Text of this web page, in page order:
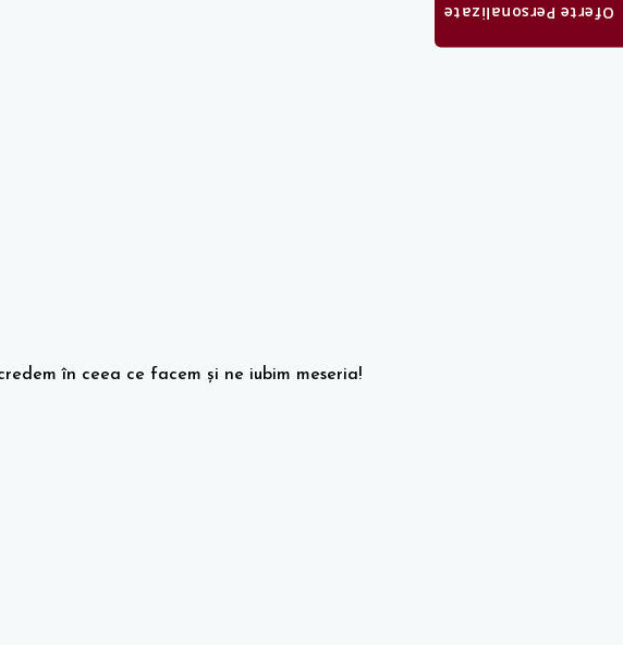
în ceea ce facem și ne iubim meseria!
Oferte Personalizate